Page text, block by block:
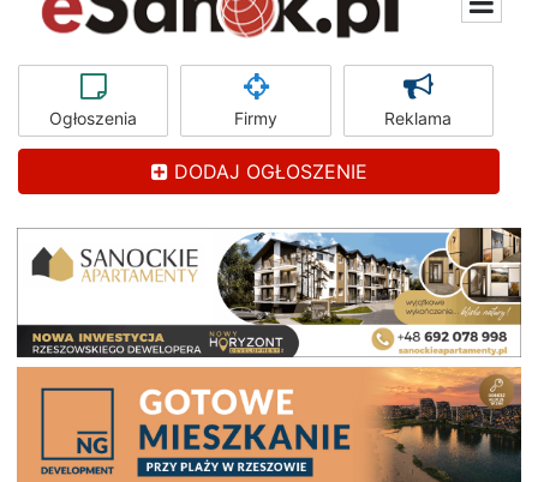
Ogłoszenia Firmy Reklama
DODAJ OGŁOSZENIE